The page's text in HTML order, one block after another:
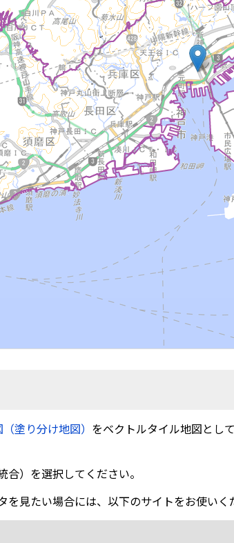
塗り分け地図） をベクトルタイル地図とし
）を選択してください。
見たい場合には、以下のサイトをお使いく